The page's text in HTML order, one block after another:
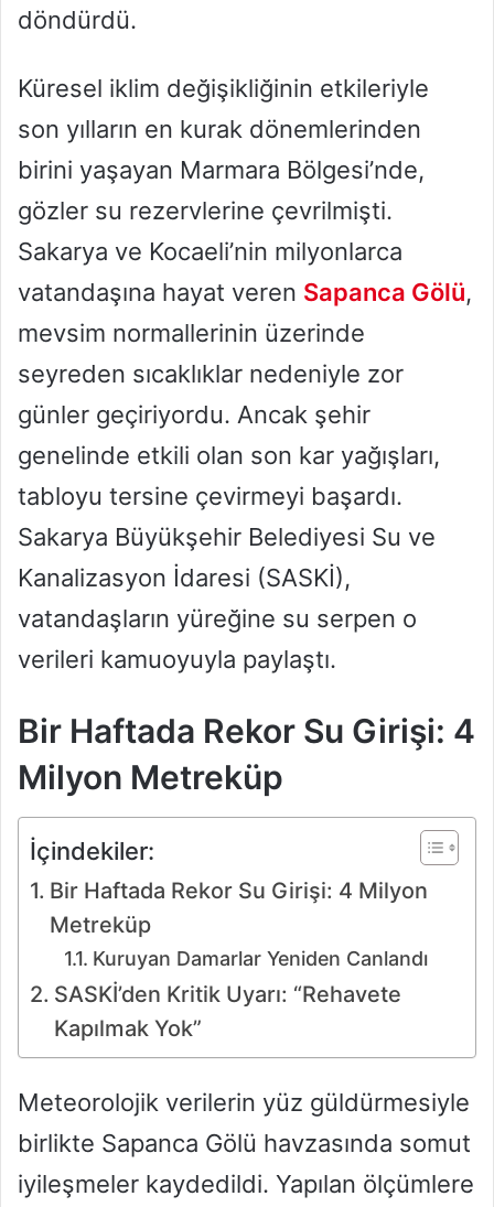
döndürdü.
Küresel iklim değişikliğinin etkileriyle
son yılların en kurak dönemlerinden
birini yaşayan Marmara Bölgesi’nde,
gözler su rezervlerine çevrilmişti.
Sakarya ve Kocaeli’nin milyonlarca
vatandaşına hayat veren Sapanca Gölü,
mevsim normallerinin üzerinde
seyreden sıcaklıklar nedeniyle zor
günler geçiriyordu. Ancak şehir
genelinde etkili olan son kar yağışları,
tabloyu tersine çevirmeyi başardı.
Sakarya Büyükşehir Belediyesi Su ve
Kanalizasyon İdaresi (SASKİ),
vatandaşların yüreğine su serpen o
verileri kamuoyuyla paylaştı.
Bir Haftada Rekor Su Girişi: 4
Milyon Metreküp
İçindekiler:
Bir Haftada Rekor Su Girişi: 4 Milyon
Metreküp
Kuruyan Damarlar Yeniden Canlandı
SASKİ’den Kritik Uyarı: “Rehavete
Kapılmak Yok”
Meteorolojik verilerin yüz güldürmesiyle
birlikte Sapanca Gölü havzasında somut
iyileşmeler kaydedildi. Yapılan ölçümlere